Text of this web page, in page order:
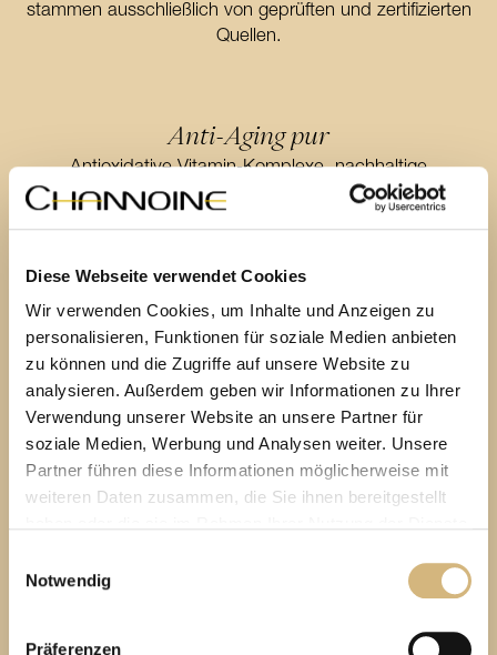
Diese Webseite verwendet Cookies
Wir verwenden Cookies, um Inhalte und Anzeigen zu
personalisieren, Funktionen für soziale Medien anbieten
zu können und die Zugriffe auf unsere Website zu
analysieren. Außerdem geben wir Informationen zu Ihrer
Verwendung unserer Website an unsere Partner für
soziale Medien, Werbung und Analysen weiter. Unsere
Partner führen diese Informationen möglicherweise mit
weiteren Daten zusammen, die Sie ihnen bereitgestellt
und im
mehr darüber, wer wir sind, wie Sie uns
Notwendig
Präferenzen
stammen ausschließlich von geprüften und zertifizierten
Quellen.
Anti-Aging pur
Antioxidative Vitamin-Komplexe, nachhaltige
Hydratisierungskomplexe und sanfte Phyto-Öle bewahren
die Haut bis in die tiefen Strukturen vor Zellalterung.
Einmalige Pflegeerlebnisse
„Mal schnell duschen“ war gestern – SKIN EMOTION-
gepflegt beginnt der Tag wie im Spa! Erlebe einmalig edle
Beauty-Essenzen mit sensationeller Wirkung und einem
einzigartigen Wohlfühlpotenzial.
Die Körperpflege mit mehr als nur